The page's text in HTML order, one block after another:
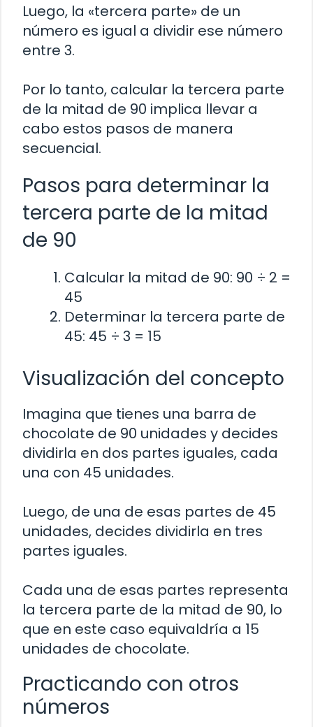
Luego, la «tercera parte» de un
número es igual a dividir ese número
entre 3.
Por lo tanto, calcular la tercera parte
de la mitad de 90 implica llevar a
cabo estos pasos de manera
secuencial.
Pasos para determinar la
tercera parte de la mitad
de 90
Calcular la mitad de 90: 90 ÷ 2 =
45
Determinar la tercera parte de
45: 45 ÷ 3 = 15
Visualización del concepto
Imagina que tienes una barra de
chocolate de 90 unidades y decides
dividirla en dos partes iguales, cada
una con 45 unidades.
Luego, de una de esas partes de 45
unidades, decides dividirla en tres
partes iguales.
Cada una de esas partes representa
la tercera parte de la mitad de 90, lo
que en este caso equivaldría a 15
unidades de chocolate.
Practicando con otros
números